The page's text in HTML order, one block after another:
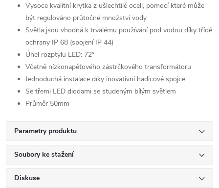
Vysoce kvalitní krytka z ušlechtilé oceli, pomocí které může
být regulováno průtočné množství vody
Světla jsou vhodná k trvalému používání pod vodou díky třídě
ochrany IP 68 (spojení IP 44)
Úhel rozptylu LED: 72°
Včetně nízkonapěťového zástrčkového transformátoru
Jednoduchá instalace díky inovativní hadicové spojce
Se třemi LED diodami se studeným bílým světlem
Průměr 50mm
Parametry produktu
Soubory ke stažení
Diskuse